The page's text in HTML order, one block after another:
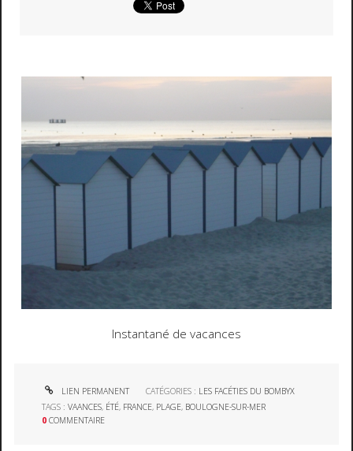
Instantané de vacances
LIEN PERMANENT CATÉGORIES : LES FACÉTIES DU BOMBYX
TAGS :VAANCES, ÉTÉ, FRANCE, PLAGE, BOULOGNE-SUR-MER
0 COMMENTAIRE